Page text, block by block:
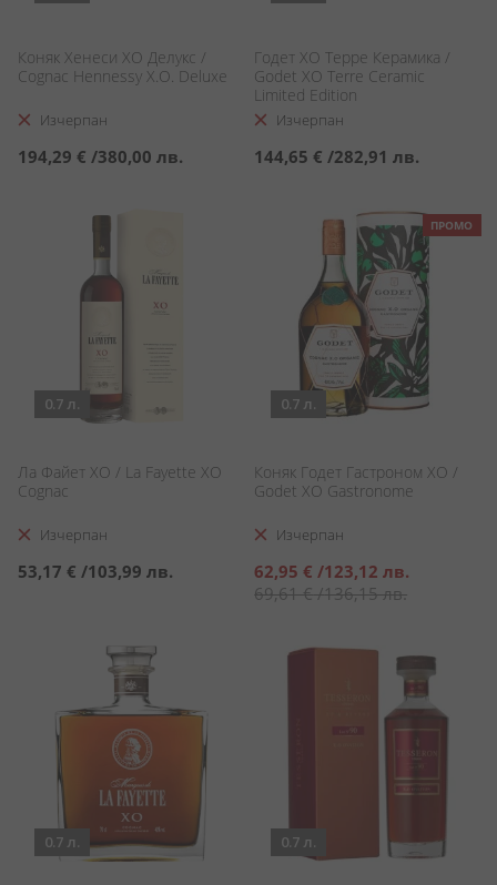
Коняк Хенеси ХО Делукс /
Cognac Hennessy X.O. Deluxe
Изчерпан
194,29 € /380,00 лв.
Годет ХО Терре Керамика /
Godet XO Terre Ceramic
Limited Edition
Изчерпан
144,65 € /282,91 лв.
0.7 л.
Ла Файет ХО / La Fayette XO
Cognac
Изчерпан
53,17 € /103,99 лв.
ПРОМО
0.7 л.
Коняк Годет Гастроном ХО /
Godet XO Gastronome
Изчерпан
Специална
цена
62,95 € /123,12 лв.
69,61 €/136,15 лв.
0.7 л. 0.7 л.